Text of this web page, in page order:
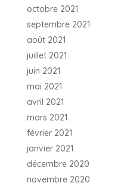
octobre 2021
septembre 2021
août 2021
juillet 2021
juin 2021
mai 2021
avril 2021
mars 2021
février 2021
janvier 2021
décembre 2020
novembre 2020